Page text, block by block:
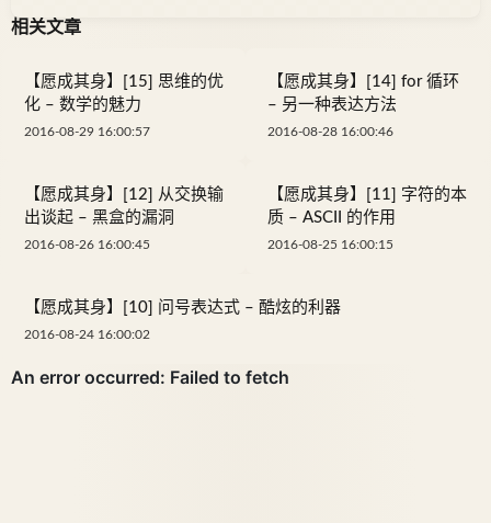
相关文章
【愿成其身】[15] 思维的优
化 – 数学的魅力
2016-08-29 16:00:57
【愿成其身】[14] for 循环
– 另一种表达方法
2016-08-28 16:00:46
【愿成其身】[12] 从交换输
出谈起 – 黑盒的漏洞
2016-08-26 16:00:45
【愿成其身】[11] 字符的本
质 – ASCII 的作用
2016-08-25 16:00:15
【愿成其身】[10] 问号表达式 – 酷炫的利器
2016-08-24 16:00:02